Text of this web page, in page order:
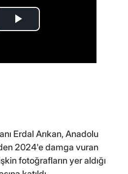
Erdal Arıkan, Anadolu
2024'e damga vuran
fotoğrafların yer aldığı